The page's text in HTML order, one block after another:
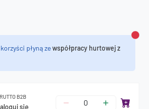
płyną zewspółpracy hurtowej z
B2B
się